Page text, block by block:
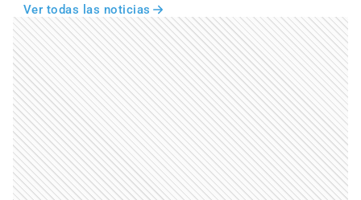
Ver todas las noticias